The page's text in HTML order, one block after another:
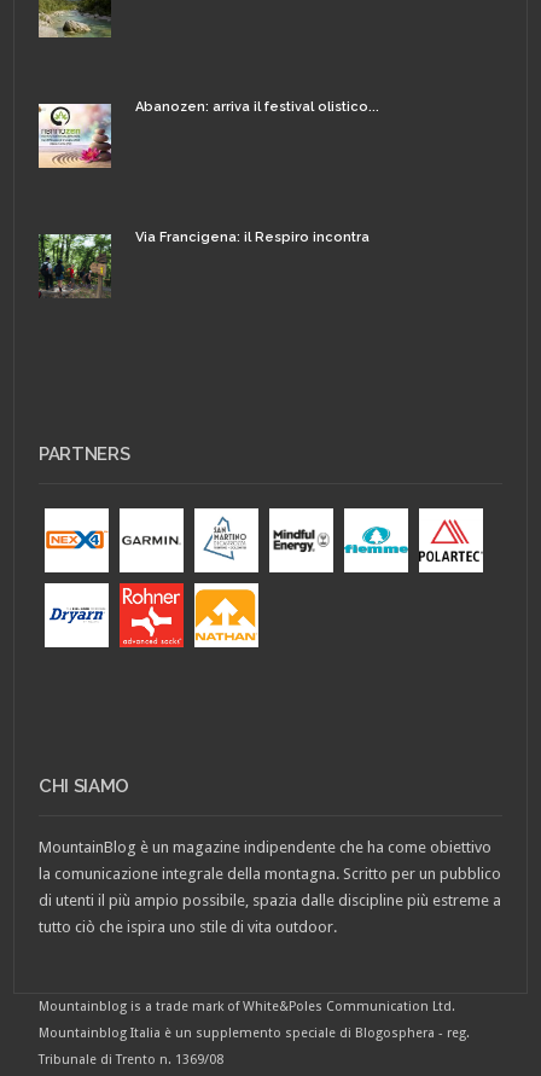
Abanozen: arriva il festival olistico...
Via Francigena: il Respiro incontra
PARTNERS
CHI SIAMO
MountainBlog è un magazine indipendente che ha come obiettivo
la comunicazione integrale della montagna. Scritto per un pubblico
di utenti il più ampio possibile, spazia dalle discipline più estreme a
tutto ciò che ispira uno stile di vita outdoor.
Mountainblog is a trade mark of White&Poles Communication Ltd.
Mountainblog Italia è un supplemento speciale di Blogosphera - reg.
Tribunale di Trento n. 1369/08